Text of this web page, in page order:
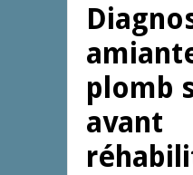
plomb
avant